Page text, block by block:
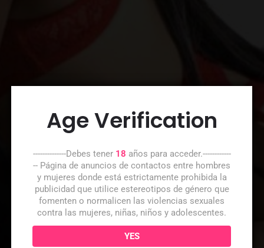
Age Verification
--------------Debes tener 18 años para acceder.------------
-- Página de anuncios de contactos entre hombres
y mujeres donde está estrictamente prohibida la
publicidad que utilice estereotipos de género que
fomenten o normalicen las violencias sexuales
contra las mujeres, niñas, niños y adolescentes.
YES